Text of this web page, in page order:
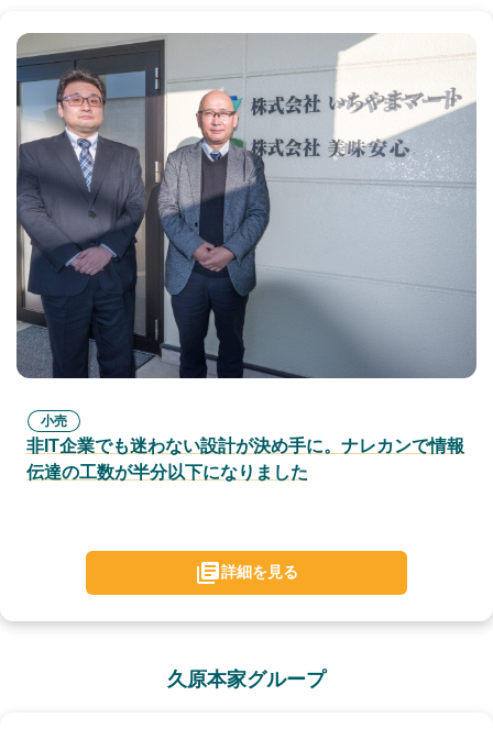
小売
非IT企業でも迷わない設計が決め手に。ナレカンで情報
伝達の工数が半分以下になりました
詳細を見る
久原本家グループ